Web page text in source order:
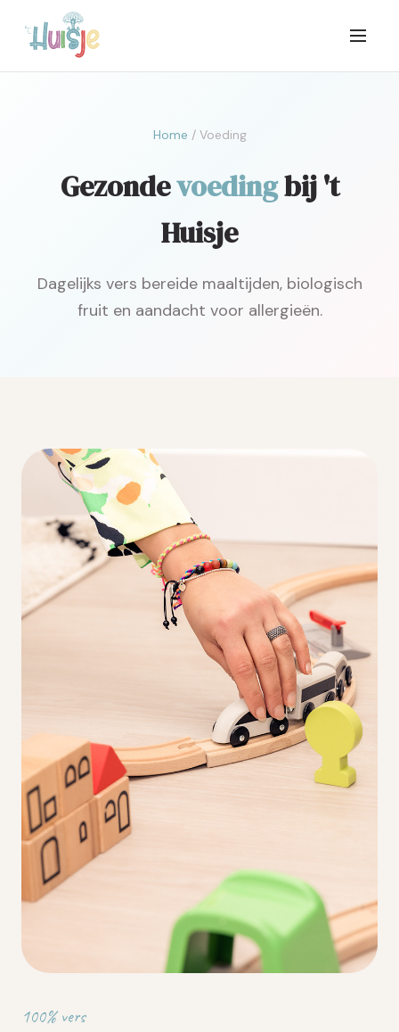
Home / Voeding
Gezondevoedingbij 't
Huisje
Dagelijks vers bereide maaltijden, biologisch
fruit en aandacht voor allergieën.
100% vers